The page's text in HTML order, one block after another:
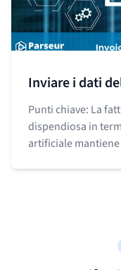
Inviare i dati
Punti chiave: La
dispendiosa in
artificiale